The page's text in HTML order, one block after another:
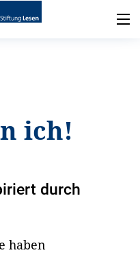
ich!
durch
haben